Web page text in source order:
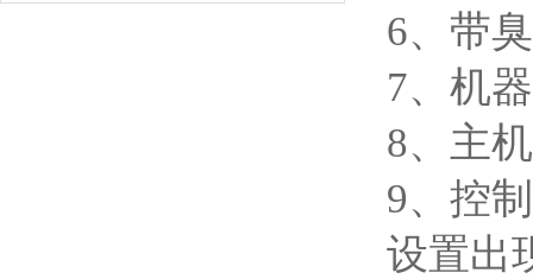
6、带
7、机
8、主
9、控
设置出